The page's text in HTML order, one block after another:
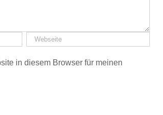
in diesem Browser für meinen